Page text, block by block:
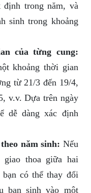
định trong năm, và
sinh trong khoảng
của từng cung:
khoảng thời gian
từ 21/3 đến 19/4,
v.v. Dựa trên ngày
dễ dàng xác định
năm sinh: Nếu
giao thoa giữa hai
bạn có thể thay đổi
bạn sinh vào một